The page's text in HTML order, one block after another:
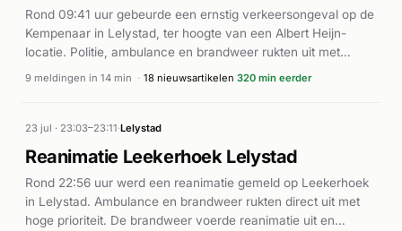
Rond 09:41 uur gebeurde een ernstig verkeersongeval op de
Kempenaar in Lelystad, ter hoogte van een Albert Heijn-
locatie. Politie, ambulance en brandweer rukten uit met
spoed. Een traumahelikopter werd gealarmeerd voor
hulpdiensten waren massaal ter plaatse om de gewonde
persoon medische hulp te verlenen. De exacte
omstandigheden van het ongeluk zijn niet nader
gespecificeerd in de beschikbare informatie.
9 meldingen in 14 min · 18 nieuwsartikelen 320 min eerder
23 jul · 23:03–23:11·Lelystad
Reanimatie Leekerhoek Lelystad
Rond 22:56 uur werd een reanimatie gemeld op Leekerhoek
in Lelystad. Ambulance en brandweer rukten direct uit met
hoge prioriteit. De brandweer voerde reanimatie uit en